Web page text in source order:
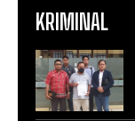
KRIMINAL